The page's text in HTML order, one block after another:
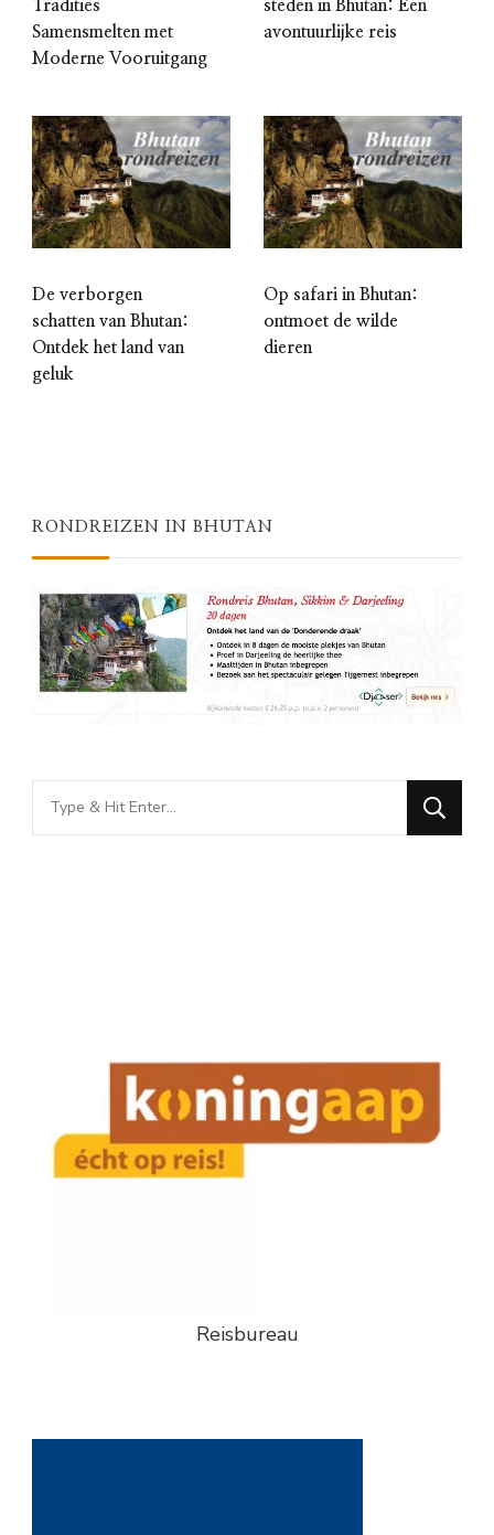
Tradities
Samensmelten met
Moderne Vooruitgang
steden in Bhutan: Een
avontuurlijke reis
De verborgen
schatten van Bhutan:
Ontdek het land van
geluk
Op safari in Bhutan:
ontmoet de wilde
dieren
RONDREIZEN IN BHUTAN
Looking
for
Reisbureau